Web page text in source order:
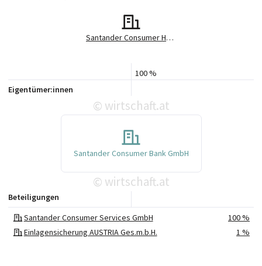
Santander Consumer Holding Austria GmbH
100 %
Eigentümer:innen
© wirtschaft.at
Santander Consumer Bank GmbH
© wirtschaft.at
Santander Consumer Services GmbH
100 %
Einlagensicherung AUSTRIA Ges.m.b.H.
1 %
Beteiligungen